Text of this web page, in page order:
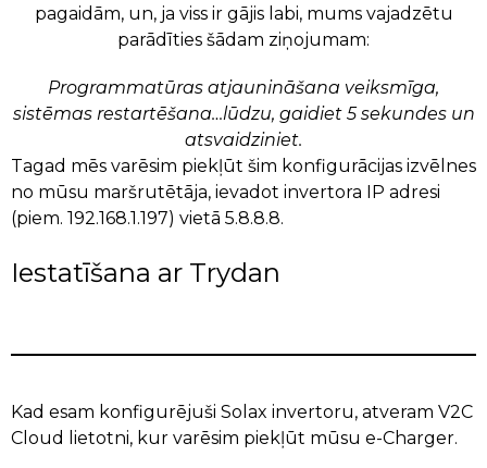
pagaidām, un, ja viss ir gājis labi, mums vajadzētu
parādīties šādam ziņojumam:
Programmatūras atjaunināšana veiksmīga,
sistēmas restartēšana…lūdzu, gaidiet 5 sekundes un
atsvaidziniet.
Tagad mēs varēsim piekļūt šim konfigurācijas izvēlnes
no mūsu maršrutētāja, ievadot invertora IP adresi
(piem. 192.168.1.197) vietā 5.8.8.8.
Iestatīšana ar Trydan
Kad esam konfigurējuši Solax invertoru, atveram V2C
Cloud lietotni, kur varēsim piekļūt mūsu e-Charger.